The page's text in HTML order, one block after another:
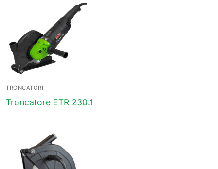
TRONCATORI
Troncatore ETR 230.1